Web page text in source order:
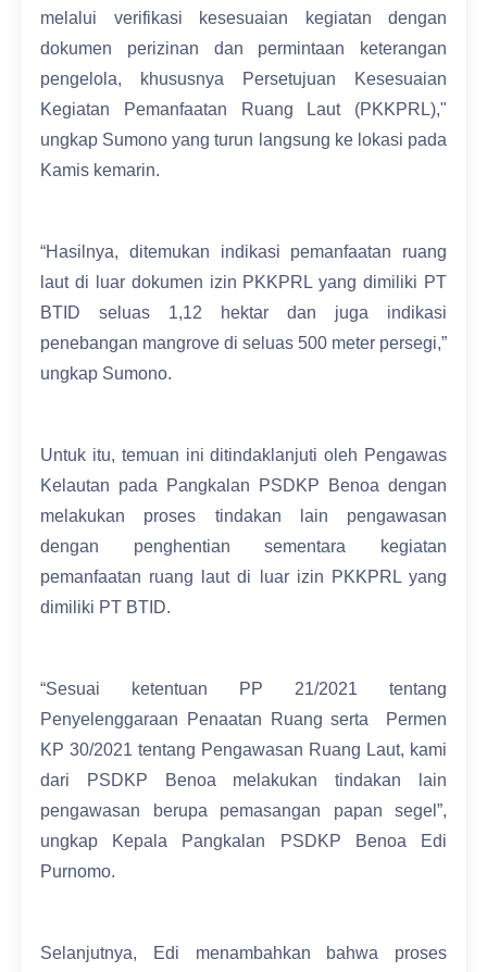
melalui verifikasi kesesuaian kegiatan dengan
dokumen perizinan dan permintaan keterangan
pengelola, khususnya Persetujuan Kesesuaian
Kegiatan Pemanfaatan Ruang Laut (PKKPRL),"
ungkap Sumono yang turun langsung ke lokasi pada
Kamis kemarin.
“Hasilnya, ditemukan indikasi pemanfaatan ruang
laut di luar dokumen izin PKKPRL yang dimiliki PT
BTID seluas 1,12 hektar dan juga indikasi
penebangan mangrove di seluas 500 meter persegi,”
ungkap Sumono.
Untuk itu, temuan ini ditindaklanjuti oleh Pengawas
Kelautan pada Pangkalan PSDKP Benoa dengan
melakukan proses tindakan lain pengawasan
dengan penghentian sementara kegiatan
pemanfaatan ruang laut di luar izin PKKPRL yang
dimiliki PT BTID.
“Sesuai ketentuan PP 21/2021 tentang
Penyelenggaraan Penaatan Ruang serta Permen
KP 30/2021 tentang Pengawasan Ruang Laut, kami
dari PSDKP Benoa melakukan tindakan lain
pengawasan berupa pemasangan papan segel”,
ungkap Kepala Pangkalan PSDKP Benoa Edi
Purnomo.
Selanjutnya, Edi menambahkan bahwa proses